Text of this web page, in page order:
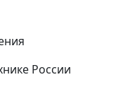
России